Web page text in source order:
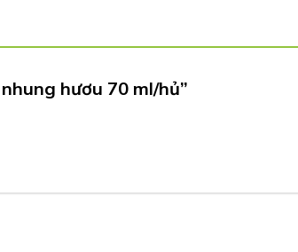
hươu 70 ml/hủ”